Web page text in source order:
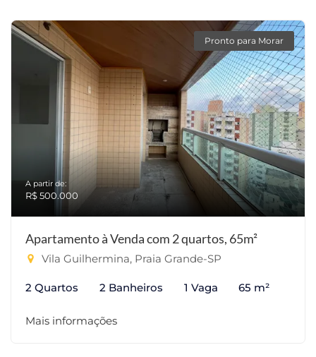
Pronto para Morar
A partir de:
R$ 500.000
Apartamento à Venda com 2 quartos, 65m²
Vila Guilhermina, Praia Grande-SP
2 Quartos 2 Banheiros 1 Vaga 65 m²
Mais informações